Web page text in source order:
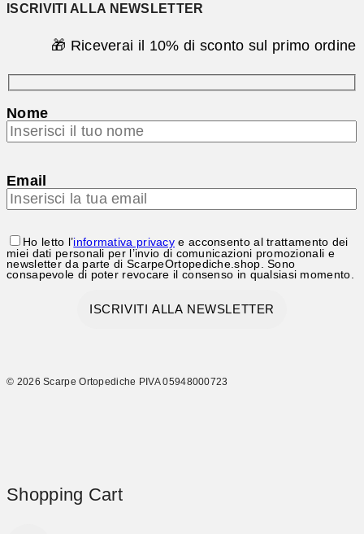
ISCRIVITI ALLA NEWSLETTER
🎁 Riceverai il 10% di sconto sul primo ordine
Nome
Email
Ho letto l’informativa privacy e acconsento al trattamento dei
miei dati personali per l’invio di comunicazioni promozionali e
newsletter da parte di ScarpeOrtopediche.shop. Sono
consapevole di poter revocare il consenso in qualsiasi momento.
© 2026 Scarpe Ortopediche PIVA 05948000723
Shopping Cart